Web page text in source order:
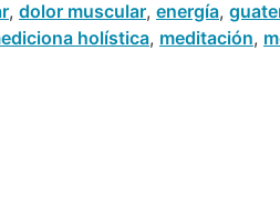
, dolor muscular, energía,
holística, meditación,